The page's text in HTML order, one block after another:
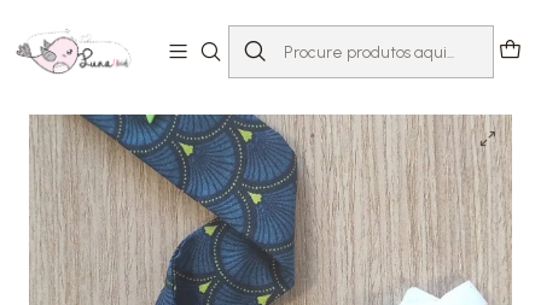
Acessórios
Prende-chupeta
Fita-chupeta Pavão